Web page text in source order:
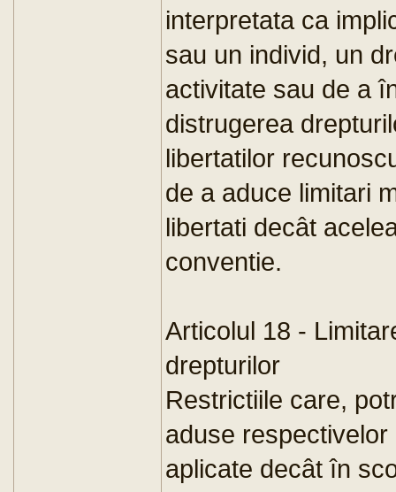
interpretata ca
sau un individ, un
activitate sau de a
distrugerea
libertatilor
de a aduce limitari
libertati decât
conventie.
Articolul 18 -
drepturilor
Restrictiile care,
aduse
aplicate decât în